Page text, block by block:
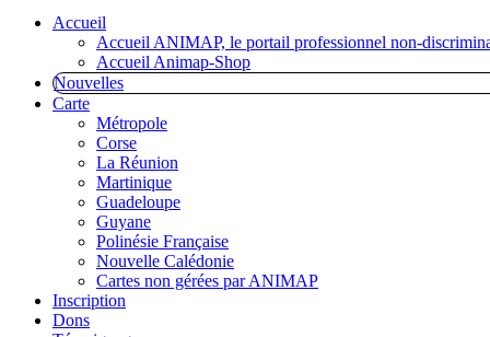
Accueil
Accueil ANIMAP, le portail professionnel non-
Accueil Animap-Shop
Nouvelles
Carte
Métropole
Corse
La Réunion
Martinique
Guadeloupe
Guyane
Polinésie Française
Nouvelle Calédonie
Cartes non gérées par ANIMAP
Inscription
Dons